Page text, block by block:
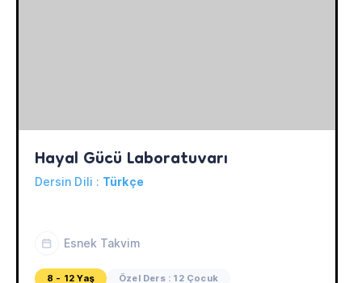
Hayal Gücü Laboratuvarı
Dersin Dili : Türkçe
Esnek Takvim
8 - 12 Yaş Özel Ders : 12 Çocuk